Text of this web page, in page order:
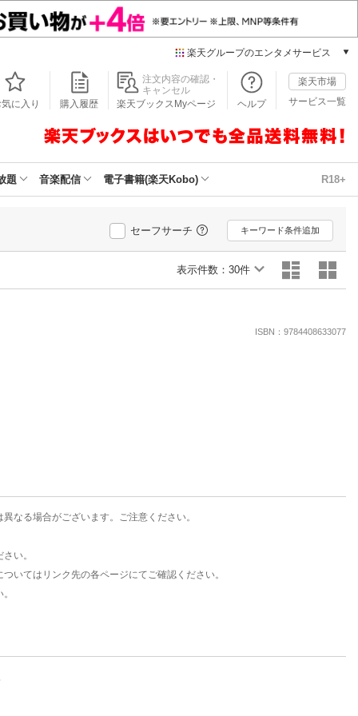
楽天グループのエンタメサービス
本/ゲーム/CD/DVD
楽天ブックス
楽天Kobo
動画配信
楽天TV
動画配信ガイド
気に入り 購入履歴
注文内容の確認・
キャンセル
楽天ブックスMyページ
ヘルプ
楽天市場
サービス一覧
題 音楽配信 電子書籍(楽天Kobo) R18+
セーフサーチ キーワード条件追加
表示件数： 30件
ISBN：9784408633077
なる場合がございます。ご注意ください。
い。
いてはリンク先の各ページにてご確認ください。